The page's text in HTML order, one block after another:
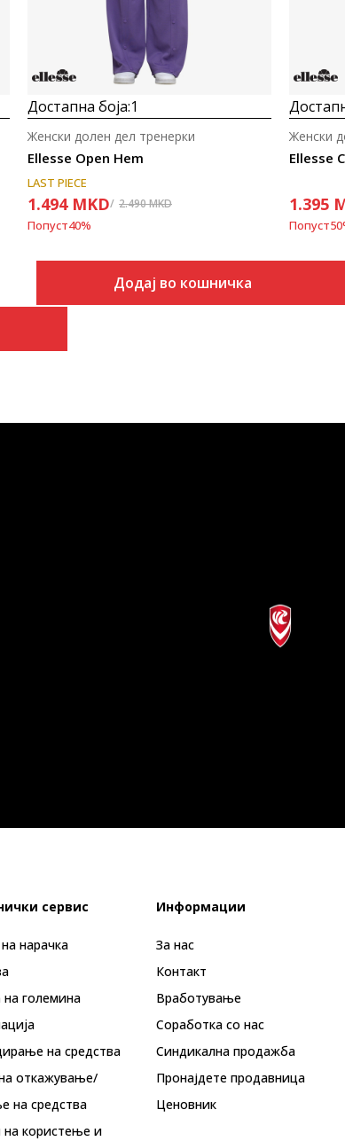
Достапна боја:1
Ellesse Open Hem
Женски долен дел тренерки
LAST PIECE
1.494 MKD 2.490MKD
Попуст40%
Додај во кошничка
Ellesse
Женски
1.395
Попуст50
сервис
нарачка
на големина
на средства
откажување/
на средства
на користење и
Информации
За нас
Контакт
Вработување
Соработка со нас
Синдикална продажба
Пронајдете продавница
Ценовник